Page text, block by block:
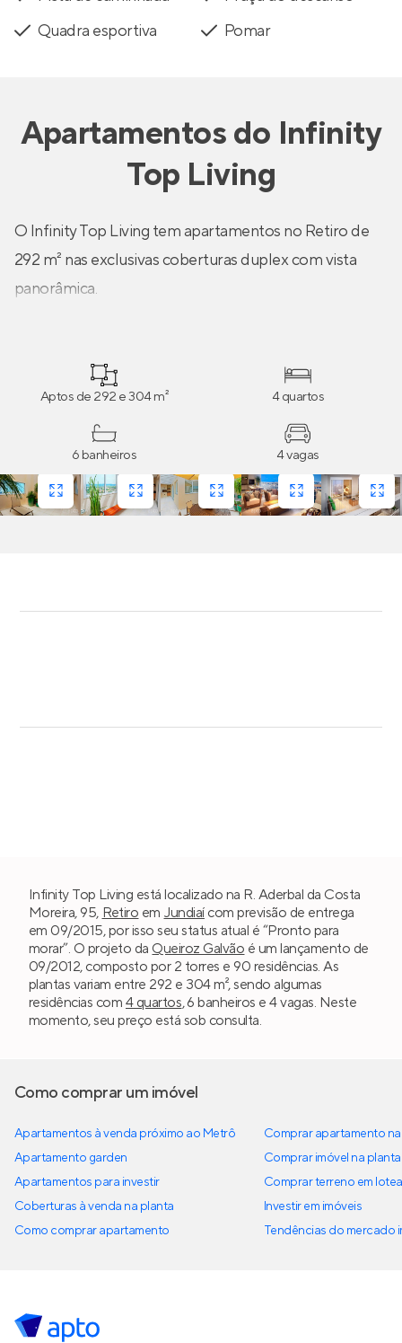
Quadra esportiva
Pomar
Apartamentosdo Infinity
Top Living
O Infinity Top Living tem apartamentos no Retiro de
292 m² nas exclusivas coberturas duplex com vista
panorâmica.
Aptos de 292 e 304 m² 4 quartos
6 banheiros 4 vagas
Infinity Top Living está localizado na R. Aderbal da Costa
Moreira, 95, Retiro em Jundiaí com previsão de entrega
em 09/2015, por isso seu status atual é “Pronto para
morar”. O projeto da Queiroz Galvão é um lançamento de
09/2012, composto por 2 torres e 90 residências. As
plantas variam entre 292 e 304 m², sendo algumas
residências com 4 quartos, 6 banheiros e 4 vagas. Neste
momento, seu preço está sob consulta.
Como comprar um imóvel
Apartamentos à venda próximo ao Metrô
Apartamento garden
Apartamentos para investir
Coberturas à venda na planta
Como comprar apartamento
Comprar apartamento
Comprar imóvel na planta
Comprar terreno em
Investir em imóveis
Tendências do mercado